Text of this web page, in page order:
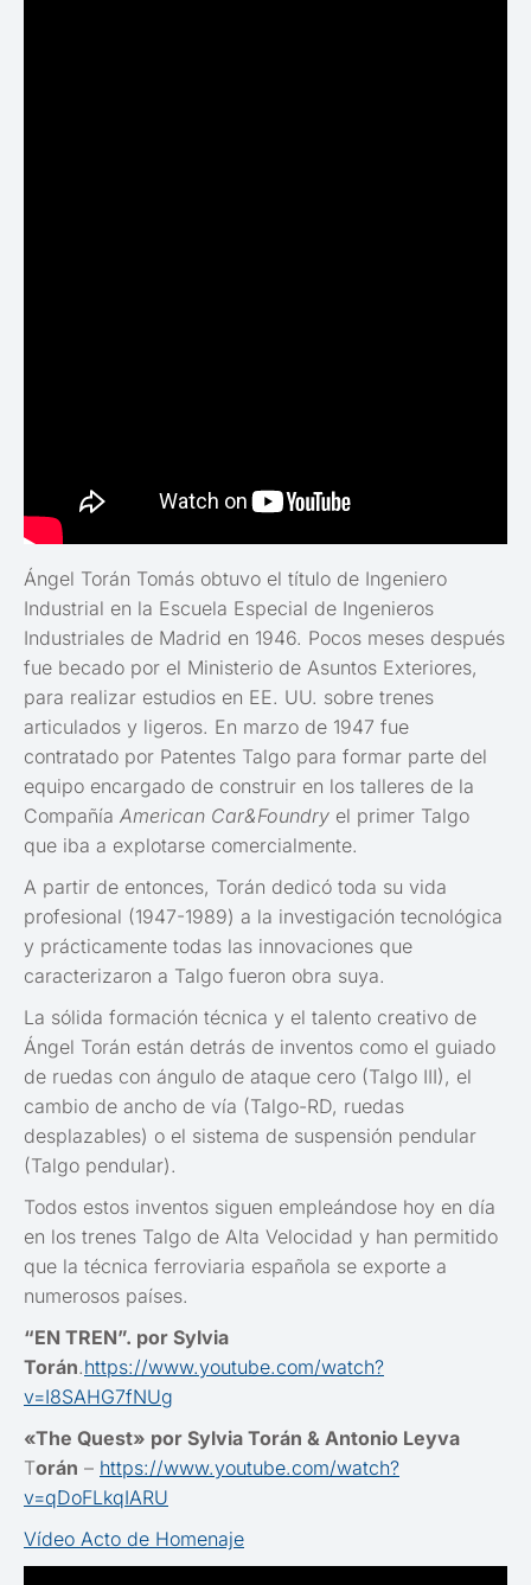
Ángel Torán Tomás obtuvo el título de Ingeniero
Industrial en la Escuela Especial de Ingenieros
Industriales de Madrid en 1946. Pocos meses después
fue becado por el Ministerio de Asuntos Exteriores,
para realizar estudios en EE. UU. sobre trenes
articulados y ligeros. En marzo de 1947 fue
contratado por Patentes Talgo para formar parte del
equipo encargado de construir en los talleres de la
Compañía American Car&Foundry el primer Talgo
que iba a explotarse comercialmente.
A partir de entonces, Torán dedicó toda su vida
profesional (1947-1989) a la investigación tecnológica
y prácticamente todas las innovaciones que
caracterizaron a Talgo fueron obra suya.
La sólida formación técnica y el talento creativo de
Ángel Torán están detrás de inventos como el guiado
de ruedas con ángulo de ataque cero (Talgo III), el
cambio de ancho de vía (Talgo-RD, ruedas
desplazables) o el sistema de suspensión pendular
(Talgo pendular).
Todos estos inventos siguen empleándose hoy en día
en los trenes Talgo de Alta Velocidad y han permitido
que la técnica ferroviaria española se exporte a
numerosos países.
“EN TREN”. por Sylvia
Torán.https://www.youtube.com/watch?
v=I8SAHG7fNUg
«The Quest» por Sylvia Torán & Antonio Leyva
Torán – https://www.youtube.com/watch?
v=qDoFLkqIARU
Vídeo Acto de Homenaje